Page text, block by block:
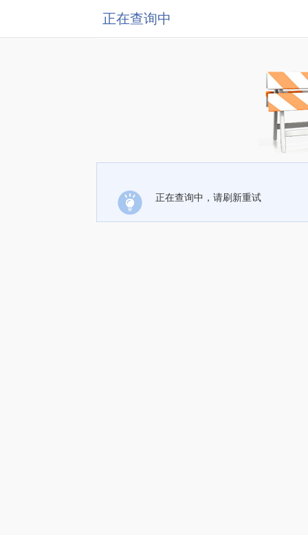
正在查询中
正在查询中，请刷新重试